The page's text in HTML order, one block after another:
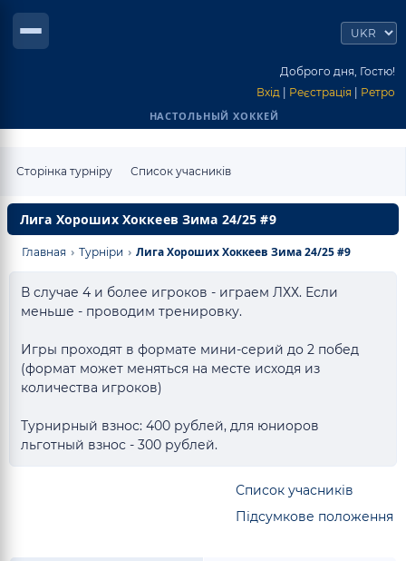
Доброго дня, Гостю!
Вхід
Реєстрація
Ретро
НАСТОЛЬНЫЙ ХОККЕЙ
Сторінка турніру Список учасників
Лига Хороших Хоккеев Зима 24/25 #9
Главная › Турніри › Лига Хороших Хоккеев Зима 24/25 #9
В случае 4 и более игроков - играем ЛХХ. Если
меньше - проводим тренировку.
Игры проходят в формате мини-серий до 2 побед
(формат может меняться на месте исходя из
количества игроков)
Турнирный взнос: 400 рублей, для юниоров
льготный взнос - 300 рублей.
Список учасників
Підсумкове положення